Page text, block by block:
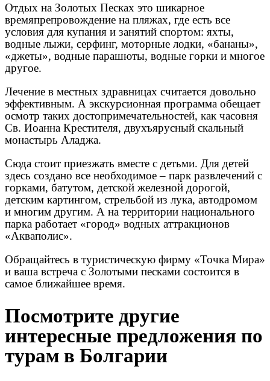
Отдых на Золотых Песках это шикарное
времяпрепровождение на пляжах, где есть все
условия для купания и занятий спортом: яхты,
водные лыжи, серфинг, моторные лодки, «бананы»,
«джеты», водные парашюты, водные горки и многое
другое.
Лечение в местных здравницах считается довольно
эффективным. А экскурсионная программа обещает
осмотр таких достопримечательностей, как часовня
Св. Иоанна Крестителя, двухъярусный скальный
монастырь Аладжа.
Сюда стоит приезжать вместе с детьми. Для детей
здесь создано все необходимое – парк развлечений с
горками, батутом, детской железной дорогой,
детским картингом, стрельбой из лука, автодромом
и многим другим. А на территории национального
парка работает «город» водных аттракционов
«Акваполис».
Обращайтесь в туристическую фирму «Точка Мира»
и ваша встреча с Золотыми песками состоится в
самое ближайшее время.
Посмотрите другие
интересные предложения по
турам в Болгарии